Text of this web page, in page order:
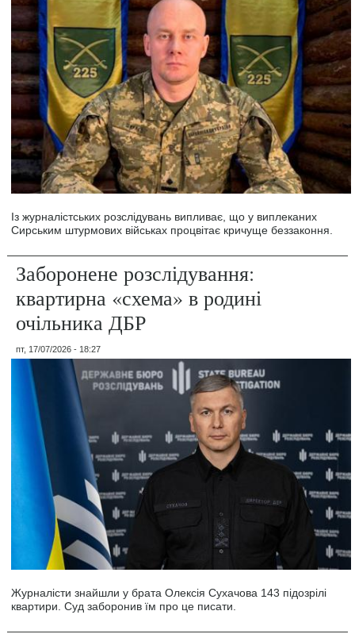
Із журналістських розслідувань випливає, що у виплеканих
Сирським штурмових військах процвітає кричуще беззаконня.
Заборонене розслідування:
квартирна «схема» в родині
очільника ДБР
пт, 17/07/2026 - 18:27
Журналісти знайшли у брата Олексія Сухачова 143 підозрілі
квартири. Суд заборонив їм про це писати.